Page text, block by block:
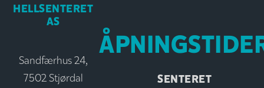
HELLSENTERET
AS
Sandfærhus 24,
7502 Stjørdal
SENTERET